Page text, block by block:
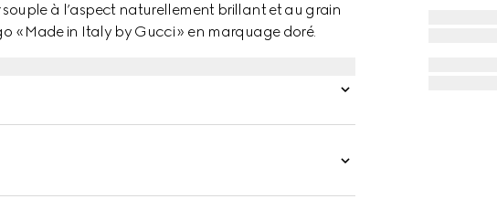
à l’aspect naturellement brillant et au grain
« Made in Italy by Gucci » en marquage doré.